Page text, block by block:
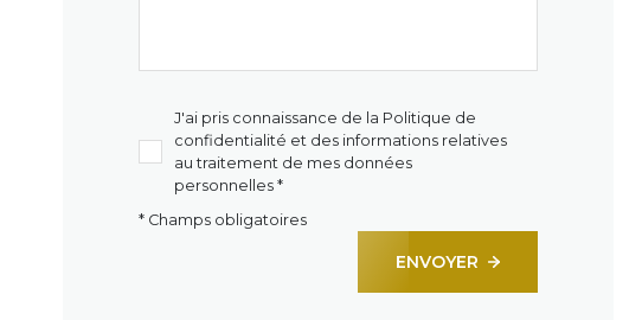
J'ai pris connaissance de la Politique de
confidentialité et des informations relatives
au traitement de mes données
personnelles *
* Champs obligatoires
ENVOYER